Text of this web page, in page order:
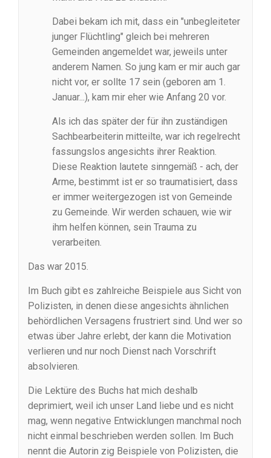
Dabei bekam ich mit, dass ein "unbegleiteter
junger Flüchtling" gleich bei mehreren
Gemeinden angemeldet war, jeweils unter
anderem Namen. So jung kam er mir auch gar
nicht vor, er sollte 17 sein (geboren am 1.
Januar...), kam mir eher wie Anfang 20 vor.
Als ich das später der für ihn zuständigen
Sachbearbeiterin mitteilte, war ich regelrecht
fassungslos angesichts ihrer Reaktion.
Diese Reaktion lautete sinngemäß - ach, der
Arme, bestimmt ist er so traumatisiert, dass
er immer weitergezogen ist von Gemeinde
zu Gemeinde. Wir werden schauen, wie wir
ihm helfen können, sein Trauma zu
verarbeiten.
Das war 2015.
Im Buch gibt es zahlreiche Beispiele aus Sicht von
Polizisten, in denen diese angesichts ähnlichen
behördlichen Versagens frustriert sind. Und wer so
etwas über Jahre erlebt, der kann die Motivation
verlieren und nur noch Dienst nach Vorschrift
absolvieren.
Die Lektüre des Buchs hat mich deshalb
deprimiert, weil ich unser Land liebe und es nicht
mag, wenn negative Entwicklungen manchmal noch
nicht einmal beschrieben werden sollen. Im Buch
nennt die Autorin zig Beispiele von Polizisten, die